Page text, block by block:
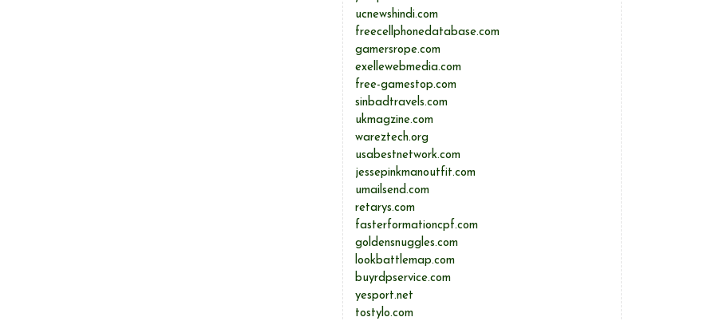
ucnewshindi.com
freecellphonedatabase.com
gamersrope.com
exellewebmedia.com
free-gamestop.com
sinbadtravels.com
ukmagzine.com
wareztech.org
usabestnetwork.com
jessepinkmanoutfit.com
umailsend.com
retarys.com
fasterformationcpf.com
goldensnuggles.com
lookbattlemap.com
buyrdpservice.com
yesport.net
tostylo.com